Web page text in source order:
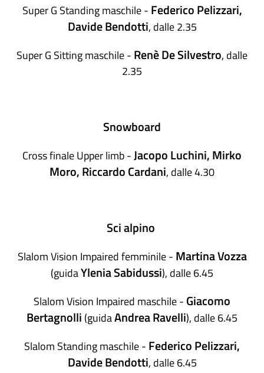
Super G Standing maschile - Federico Pelizzari,
Davide Bendotti, dalle 2.35
Super G Sitting maschile - Renè De Silvestro, dalle
2.35
Snowboard
Cross finale Upper limb -Jacopo Luchini, Mirko
Moro, Riccardo Cardani, dalle 4.30
Sci alpino
Slalom Vision Impaired femminile - Martina Vozza
(guidaYlenia Sabidussi), dalle 6.45
Slalom Vision Impaired maschile - Giacomo
Bertagnolli (guidaAndrea Ravelli), dalle 6.45
Slalom Standing maschile - Federico Pelizzari,
Davide Bendotti, dalle 6.45